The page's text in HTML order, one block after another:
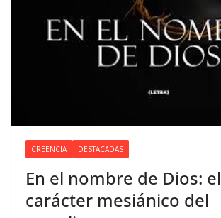
CREENCIA DESTACADAS
En el nombre de Dios: el
carácter mesiánico del